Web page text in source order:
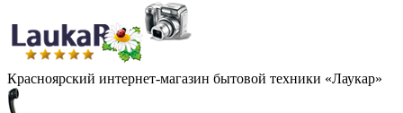
Красноярский интернет-магазин бытовой техники «Лаукар»